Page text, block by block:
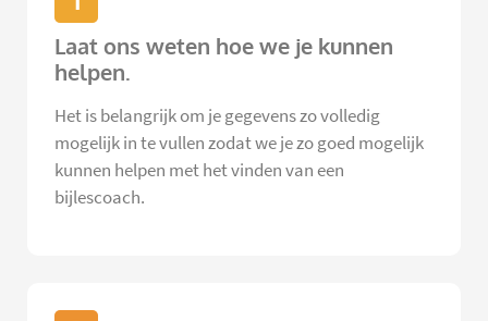
Laat ons weten hoe we je kunnen
helpen.
Het is belangrijk om je gegevens zo volledig
mogelijk in te vullen zodat we je zo goed mogelijk
kunnen helpen met het vinden van een
bijlescoach.